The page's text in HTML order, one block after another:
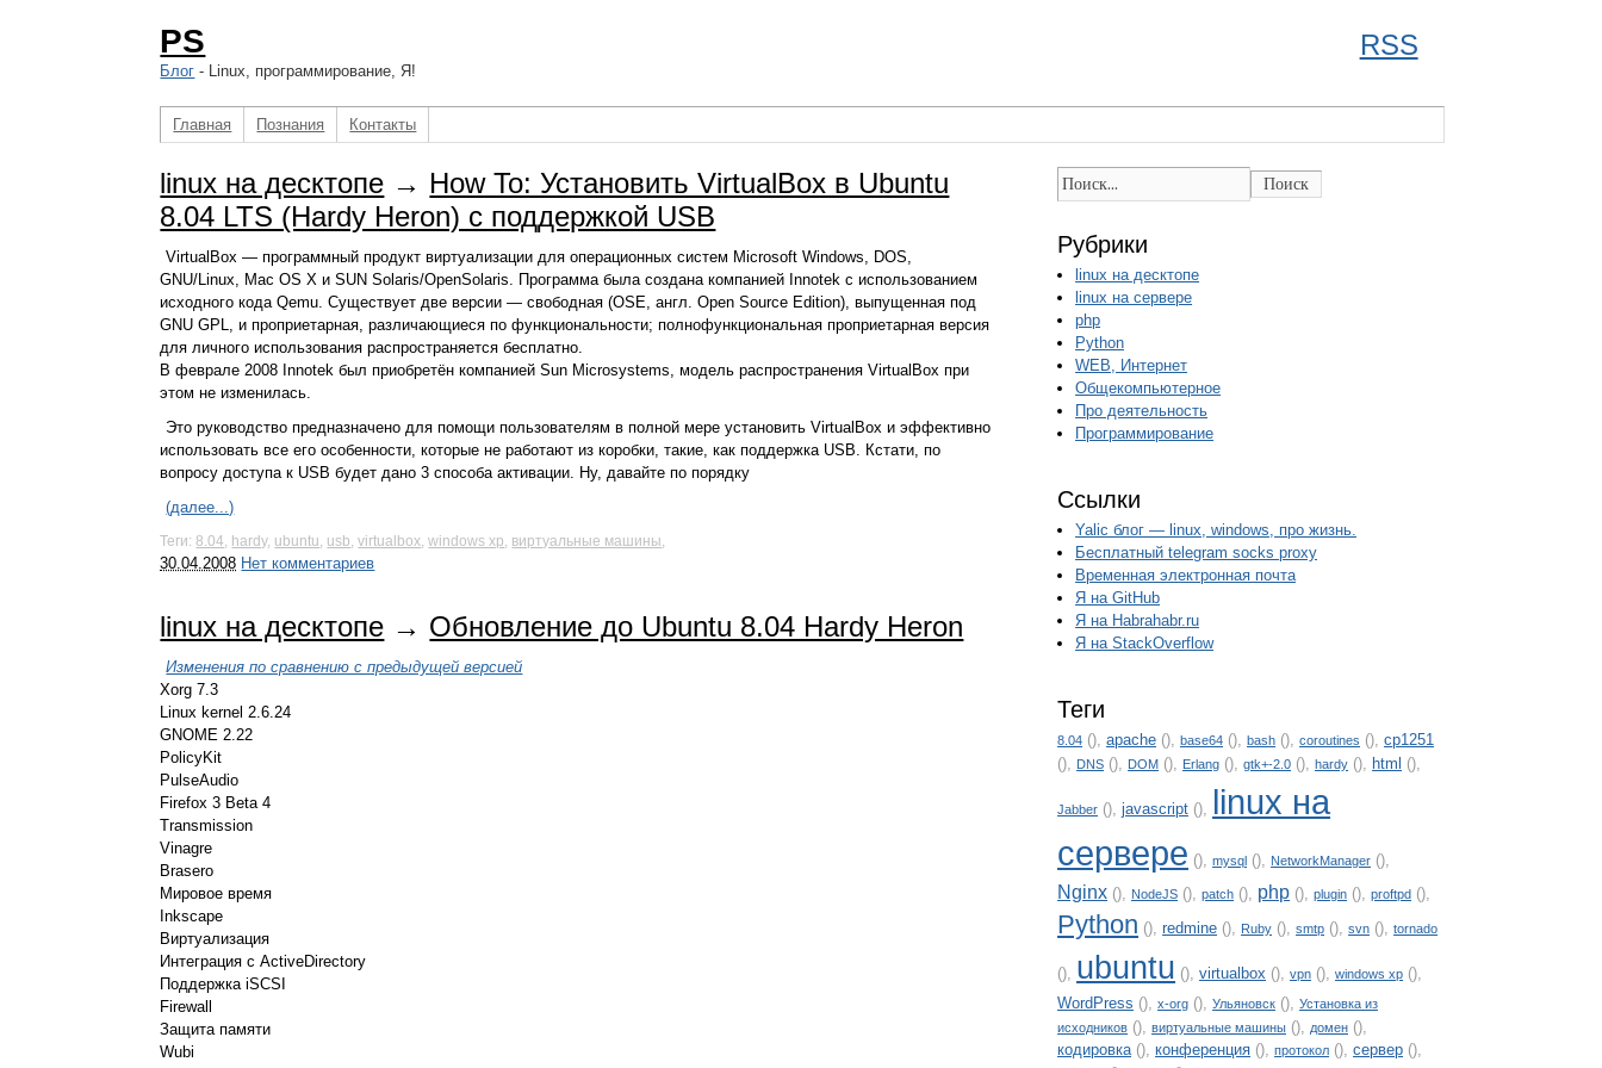
RSS
PS
Блог - Linux, программирование, Я!
Главная Познания Контакты
linux на десктопе → How To: Установить VirtualBox в Ubuntu
8.04 LTS (Hardy Heron) с поддержкой USB
VirtualBox — программный продукт виртуализации для операционных систем Microsoft Windows, DOS,
GNU/Linux, Mac OS X и SUN Solaris/OpenSolaris. Программа была создана компанией Innotek с использованием
исходного кода Qemu. Существует две версии — свободная (OSE, англ. Open Source Edition), выпущенная под
GNU GPL, и проприетарная, различающиеся по функциональности; полнофункциональная проприетарная версия
для личного использования распространяется бесплатно.
В феврале 2008 Innotek был приобретён компанией Sun Microsystems, модель распространения VirtualBox при
этом не изменилась.
Это руководство предназначено для помощи пользователям в полной мере установить VirtualBox и эффективно
использовать все его особенности, которые не работают из коробки, такие, как поддержка USB. Кстати, по
вопросу доступа к USB будет дано 3 способа активации. Ну, давайте по порядку
(далее...)
Теги:8.04, hardy, ubuntu, usb,virtualbox,windows xp, виртуальные машины,
30.04.2008 Нет комментариев
linux на десктопе → Обновление до Ubuntu 8.04 Hardy Heron
Изменения по сравнению с предыдущей версией
Xorg 7.3
Linux kernel 2.6.24
GNOME 2.22
PolicyKit
PulseAudio
Firefox 3 Beta 4
Transmission
Vinagre
Brasero
Мировое время
Inkscape
Виртуализация
Интеграция с ActiveDirectory
Поддержка iSCSI
Firewall
Защита памяти
Wubi
Поиск
Рубрики
linux на десктопе
linux на сервере
php
Python
WEB, Интернет
Общекомпьютерное
Про деятельность
Программирование
Ссылки
Yalic блог — linux, windows, про жизнь.
Бесплатный telegram socks proxy
Временная электронная почта
Я на GitHub
Я на Habrahabr.ru
Я на StackOverflow
Теги
8.04 (),apache (),base64 (),bash (),coroutines (),cp1251
(), DNS (), DOM (), Erlang (),gtk+-2.0 (),hardy (), html (),
Jabber (),javascript (), linux на
сервере (),mysql (), NetworkManager (),
Nginx (), NodeJS (),patch (), php (),plugin (),proftpd (),
Python (),redmine (), Ruby (),smtp (),svn (),tornado
(), ubuntu (),virtualbox (),vpn (),windows xp (),
WordPress (),x-org (),Ульяновск (),Установка из
исходников (),виртуальные машины (),домен (),
кодировка(),конференция (),протокол (),сервер (),